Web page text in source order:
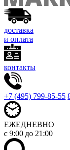
доставка
и оплата
контакты
+7 (495) 799-85-55
ЕЖЕДНЕВНО
с 9:00 до 21:00